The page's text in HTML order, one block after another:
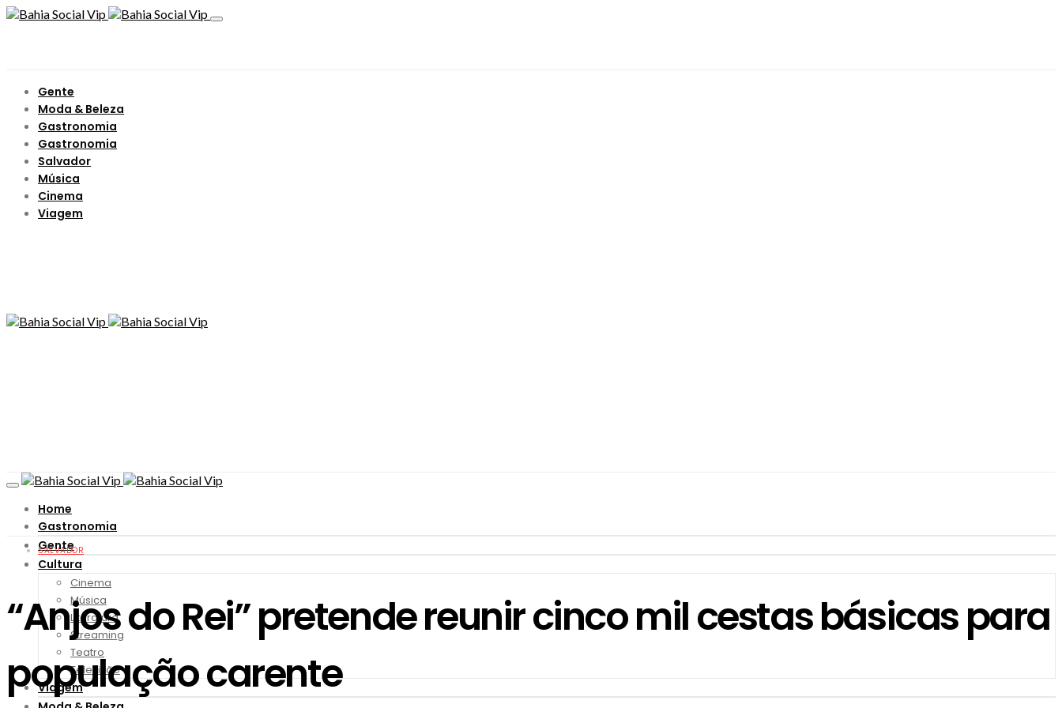
Gente
Moda & Beleza
Gastronomia
Gastronomia
Salvador
Música
Cinema
Viagem
Home
Gastronomia
Gente
Cultura
Cinema
Música
Literatura
Streaming
Teatro
Televisão
Viagem
SALVADOR
“Anjos do Rei” pretende reunir cinco mil cestas básicas para
população carente